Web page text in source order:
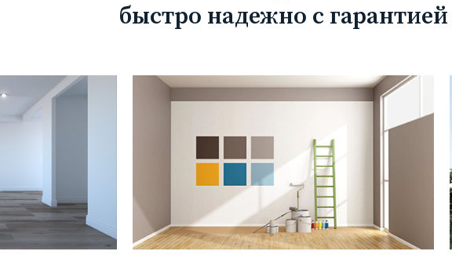
быстро надежно с гарантией